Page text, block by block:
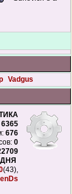
Vadgus
6365
676
0
(43),